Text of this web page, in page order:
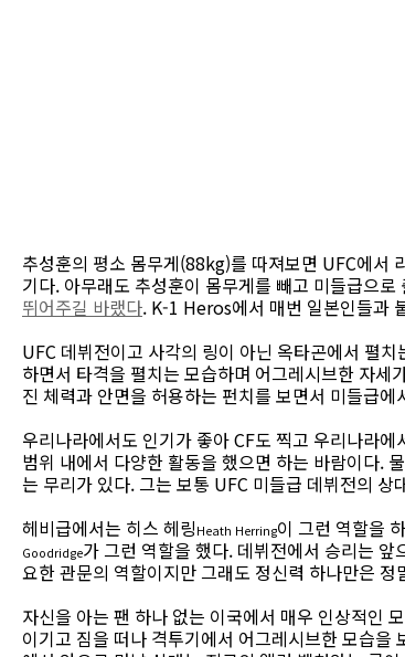
추성훈의 평소 몸무게(88kg)를 따져보면 UFC에서
기다. 아무래도 추성훈이 몸무게를 빼고 미들급으로
뛰어주길 바랬다. K-1 Heros에서 매번 일본인들과
UFC 데뷔전이고 사각의 링이 아닌 옥타곤에서 펼
하면서 타격을 펼치는 모습하며 어그레시브한 자세
진 체력과 안면을 허용하는 펀치를 보면서 미들급
우리나라에서도 인기가 좋아 CF도 찍고 우리나라
범위 내에서 다양한 활동을 했으면 하는 바람이다.
는 무리가 있다. 그는 보통 UFC 미들급 데뷔전의
헤비급에서는 히스 헤링 Heath Herring이 그런 역할을
Goodridge가 그런 역할을 했다. 데뷔전에서 승리는
요한 관문의 역할이지만 그래도 정신력 하나만은 정
자신을 아는 팬 하나 없는 이국에서 매우 인상적인
이기고 짐을 떠나 격투기에서 어그레시브한 모습을